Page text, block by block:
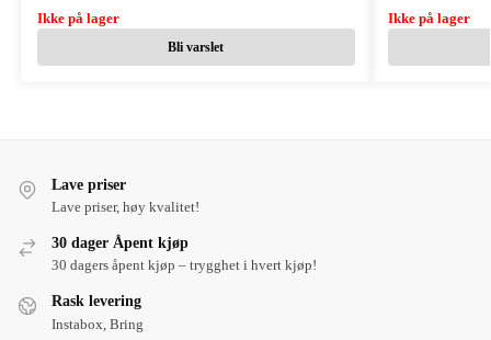
Ikke på lager
Bli varslet
Ikke på lager
Lave priser
Lave priser, høy kvalitet!
30 dager Åpent kjøp
30 dagers åpent kjøp – trygghet i hvert kjøp!
Rask levering
Instabox, Bring